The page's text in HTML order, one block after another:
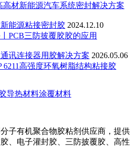
高材新能源汽车系统密封解决方案
能源粘接密封胶 2024.12.10
PCB三防披覆胶胶的应用
讯连接器用胶解决方案 2026.05.06
6211高强度环氧树脂结构粘接胶
导热材料涂覆材料
子有机聚合物胶粘剂供应商，提供
、电子灌封胶、三防披覆胶、高性